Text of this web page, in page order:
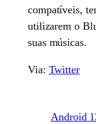
compatíveis,
utilizarem o
suas músicas.
Via: Twitter
Android